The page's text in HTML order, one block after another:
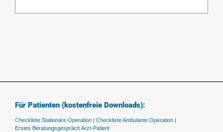
Für Patienten (kostenfreie Downloads):
Checkliste Stationäre Operation | Checkliste Ambulante Operation |
Erstes Beratungsgespräch Arzt-Patient